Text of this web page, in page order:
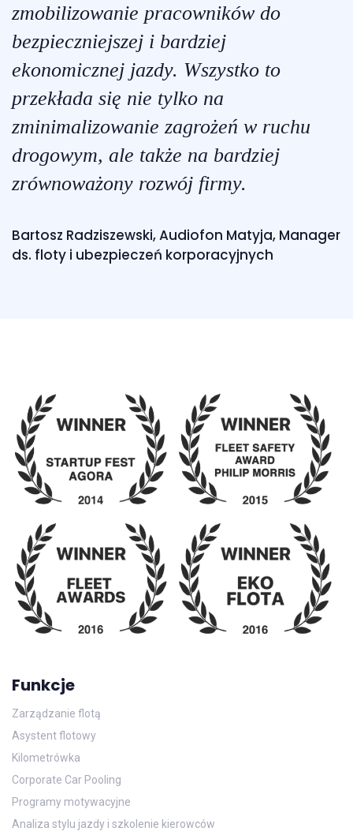
zmobilizowanie pracowników do
bezpieczniejszej i bardziej
ekonomicznej jazdy. Wszystko to
przekłada się nie tylko na
zminimalizowanie zagrożeń w ruchu
drogowym, ale także na bardziej
zrównoważony rozwój firmy.
Bartosz Radziszewski, Audiofon Matyja, Manager
ds. floty i ubezpieczeń korporacyjnych
Funkcje
Zarządzanie flotą
Asystent flotowy
Kilometrówka
Corporate Car Pooling
Programy motywacyjne
Analiza stylu jazdy i szkolenie kierowców